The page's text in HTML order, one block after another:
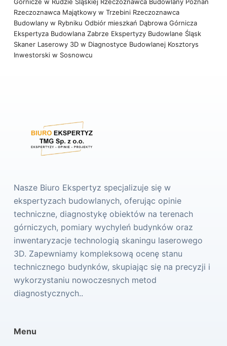
Rzeczoznawca Majątkowy w Trzebini Rzeczoznawca
Budowlany w Rybniku Odbiór mieszkań Dąbrowa Górnicza
Ekspertyza Budowlana Zabrze Ekspertyzy Budowlane Śląsk
Skaner Laserowy 3D w Diagnostyce Budowlanej Kosztorys
Inwestorski w Sosnowcu
Nasze Biuro Ekspertyz specjalizuje się w
ekspertyzach budowlanych, oferując opinie
techniczne, diagnostykę obiektów na terenach
górniczych, pomiary wychyleń budynków oraz
inwentaryzacje technologią skaningu laserowego
3D. Zapewniamy kompleksową ocenę stanu
technicznego budynków, skupiając się na precyzji i
wykorzystaniu nowoczesnych metod
diagnostycznych..
Menu